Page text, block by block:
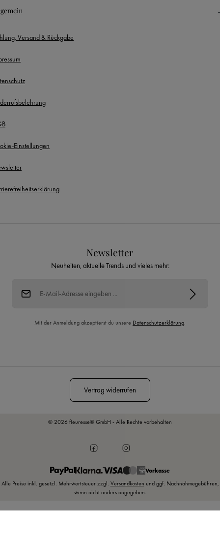
Versand & Rückgabe
Einstellungen
Newsletter
Neuheiten, aktuelle Trends und vieles mehr:
Mit der Anmeldung akzeptierst du unsere Datenschutzerklärung.
Vertrag widerrufen
© 2026 fleuresse® GmbH - Alle Rechte vorbehalten
Vorkasse
Alle Preise inkl. gesetzl. Mehrwertsteuer zzgl. Versandkosten und ggf. Nachnahmegebühren,
wenn nicht anders angegeben.